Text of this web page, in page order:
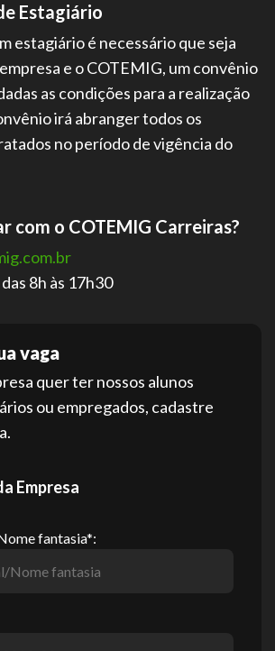
Estagiário
estagiário é necessário que seja
e o COTEMIG, um convênio
as condições para a realização
irá abranger todos os
no período de vigência do
com o COTEMIG Carreiras?
8h às 17h30
vaga
quer ter nossos alunos
ou empregados, cadastre
Empresa
fantasia*: